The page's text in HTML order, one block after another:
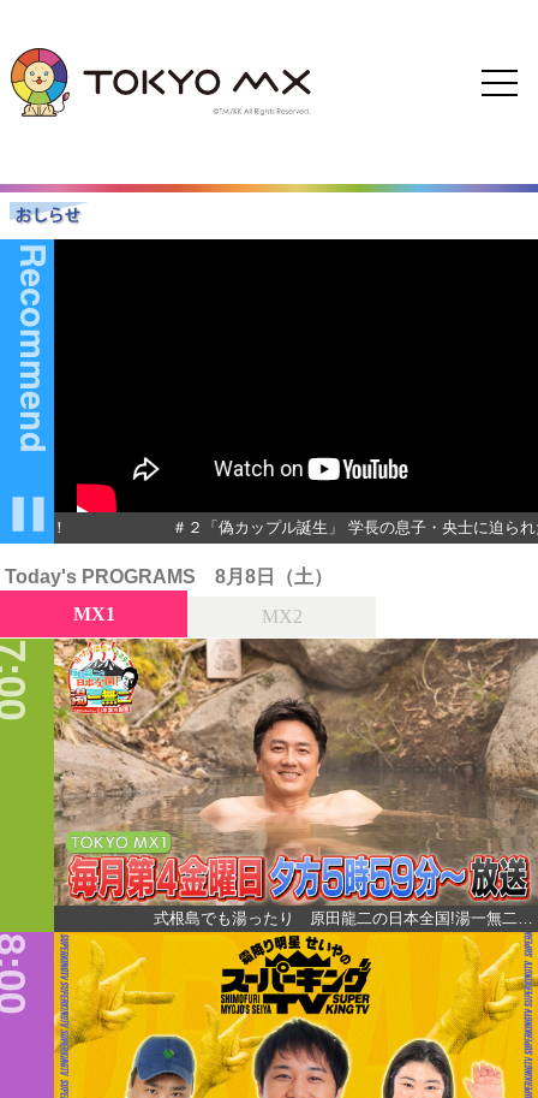
Recommend
組！ ＃２「偽カップル誕生」 学長の息子・央士に迫られた
Today's PROGRAMS 8月8日（土）
MX1
MX2
式根島でも湯ったり 原田龍二の日本全国!湯一無二…